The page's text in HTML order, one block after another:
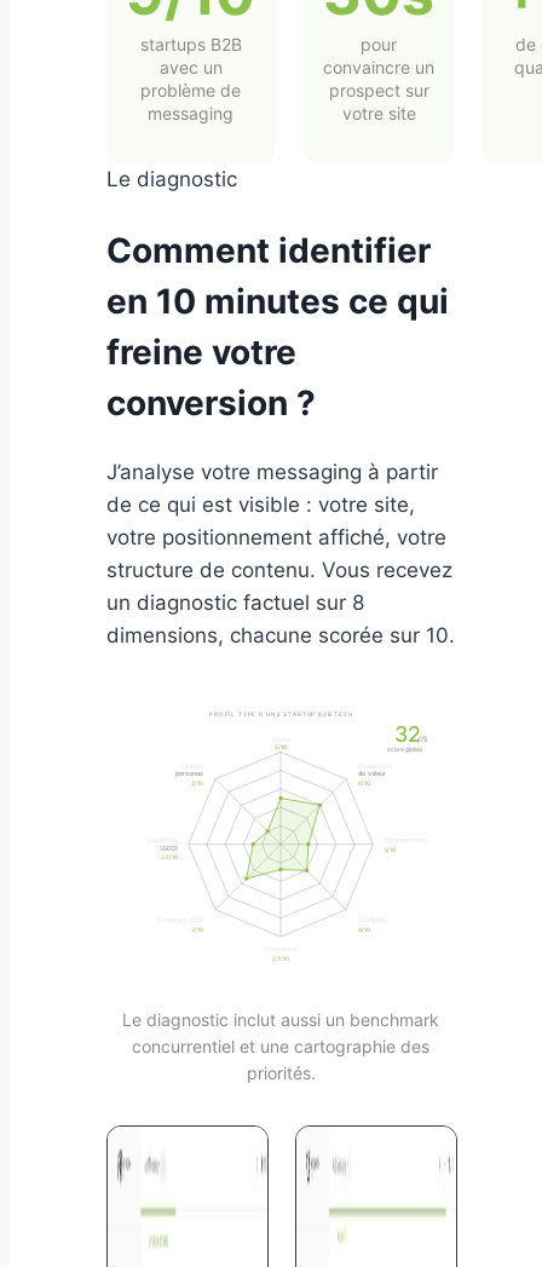
startups B2B
avec un
problème de
messaging
pour
convaincre un
prospect sur
votre site
de
Le diagnostic
Comment identifier
en 10 minutes ce qui
freine votre
conversion ?
J’analyse votre messaging à partir
de ce qui est visible : votre site,
votre positionnement affiché, votre
structure de contenu. Vous recevez
un diagnostic factuel sur 8
dimensions, chacune scorée sur 10.
PROFIL TYPE D’UNE STARTUP B2B TECH
5/10
de valeur
6/10
3/10
4/10
2.7/10
3/10
(GEO)
3.7/10
personas
2/10
32/75
score global
Le diagnostic inclut aussi un benchmark
concurrentiel et une cartographie des
priorités.